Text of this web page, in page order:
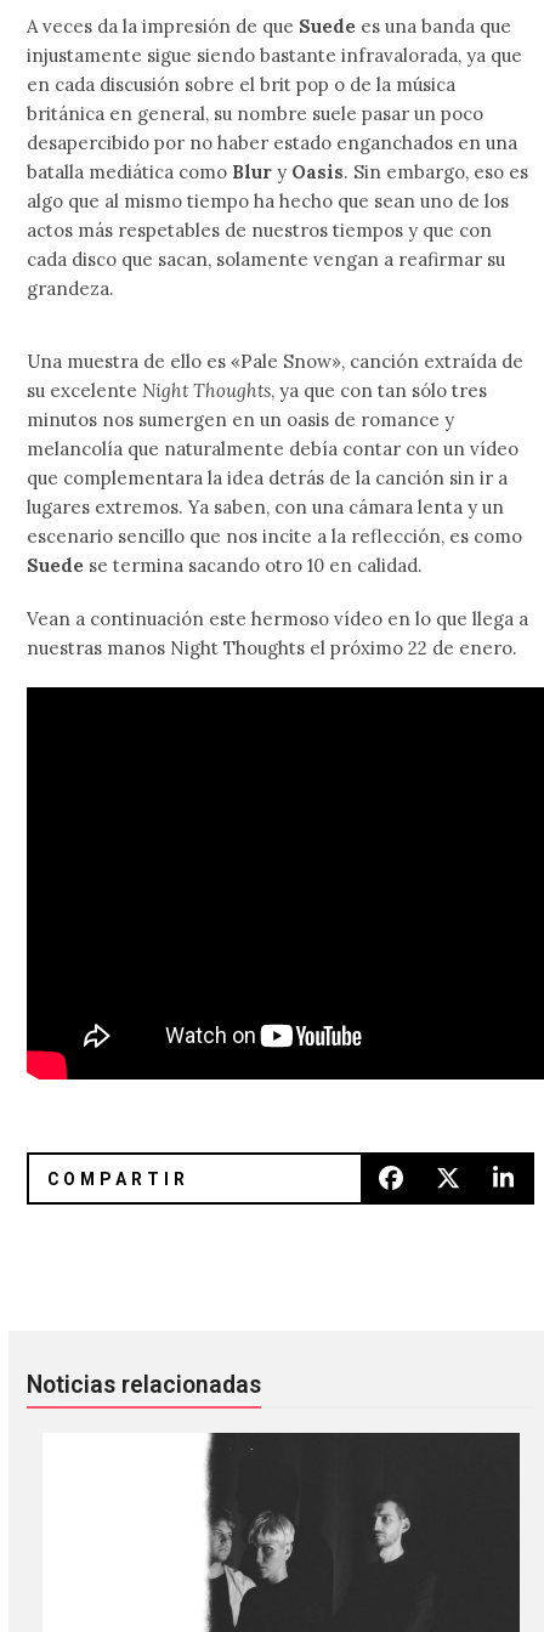
A veces da la impresión de que Suede es una banda que
injustamente sigue siendo bastante infravalorada, ya que
en cada discusión sobre el brit pop o de la música
británica en general, su nombre suele pasar un poco
desapercibido por no haber estado enganchados en una
batalla mediática como Blur y Oasis. Sin embargo, eso es
algo que al mismo tiempo ha hecho que sean uno de los
actos más respetables de nuestros tiempos y que con
cada disco que sacan, solamente vengan a reafirmar su
grandeza.
Una muestra de ello es «Pale Snow», canción extraída de
su excelenteNight Thoughts, ya que con tan sólo tres
minutos nos sumergen en un oasis de romance y
melancolía que naturalmente debía contar con un vídeo
que complementara la idea detrás de la canción sin ir a
lugares extremos. Ya saben, con una cámara lenta y un
escenario sencillo que nos incite a la reflección, es como
Suede se termina sacando otro 10 en calidad.
Vean a continuación este hermoso vídeo en lo que llega a
nuestras manos Night Thoughts el próximo 22 de enero.
Noticias relacionadas